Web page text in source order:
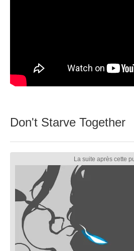
Don't Starve Together